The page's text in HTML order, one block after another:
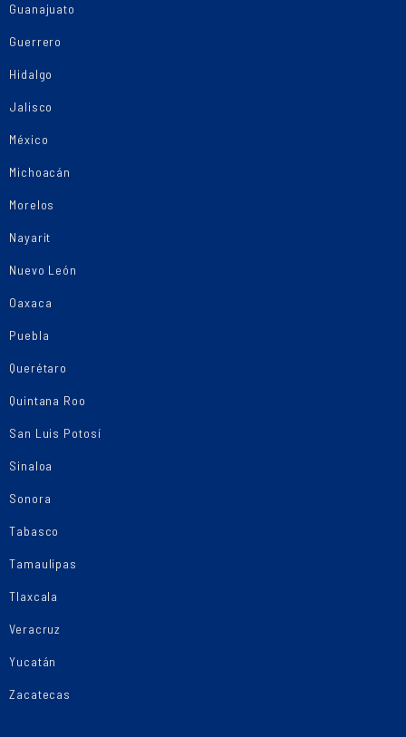
Guanajuato
Guerrero
Hidalgo
Jalisco
México
Michoacán
Morelos
Nayarit
Nuevo León
Oaxaca
Puebla
Querétaro
Quintana Roo
San Luis Potosí
Sinaloa
Sonora
Tabasco
Tamaulipas
Tlaxcala
Veracruz
Yucatán
Zacatecas